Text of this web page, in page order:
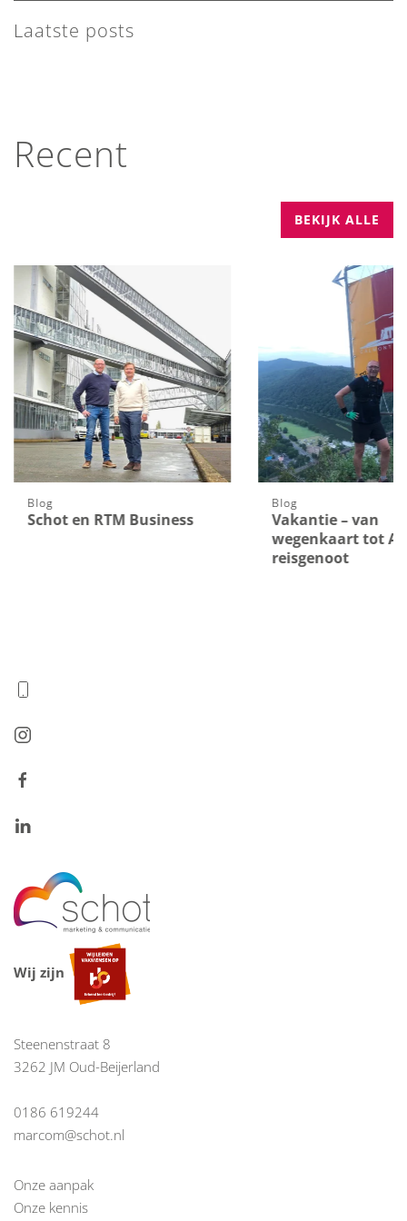
Laatste posts
Recent
BEKIJK ALLE
Blog
Schot en RTM Business
Blog
Vakantie – van
wegenkaart tot AI-
reisgenoot
Wij zijn
Steenenstraat 8
3262 JM Oud-Beijerland
0186 619244
marcom@schot.nl
Onze aanpak
Onze kennis